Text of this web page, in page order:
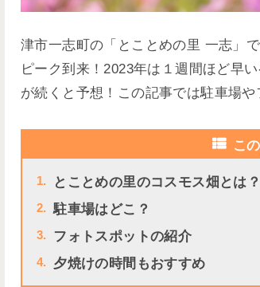
津市一志町の「とことめの里 一志」
ピーク到来！2023年は１週間ほど早
が続くと予想！この記事では駐車場
こ
1. とことめの里のコスモス畑とは？
2. 駐車場はどこ？
3. フォトスポットの紹介
4. 夕焼けの時間もおすすめ